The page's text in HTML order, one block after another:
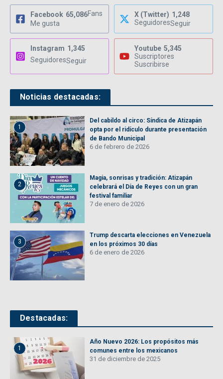
Facebook 65,086Fans
Me gusta
X (Twitter) 1,248
SeguidoresSeguir
Instagram 1,345
SeguidoresSeguir
Youtube 5,345
Suscriptores
Suscribirse
Noticias destacadas:
1
Del cabildo al circo: Síndica de Atizapán
opta por el ridículo durante presentación
de Bando Municipal
6 de febrero de 2026
2
Magia, sonrisas y tradición: Atizapán
celebrará el Día de Reyes con un gran
festival familiar
7 de enero de 2026
3
Trump descarta elecciones en Venezuela
en los próximos 30 días
6 de enero de 2026
Destacadas:
1
Año Nuevo 2026: Los propósitos más
comunes entre los mexicanos
31 de diciembre de 2025